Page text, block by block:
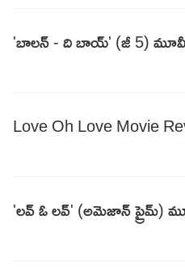
'బాలన్ - ది బాయ్' (జీ 5) మూవీ
Love Oh Love Movie
'లవ్ ఓ లవ్' (అమెజాన్ ప్రైమ్)